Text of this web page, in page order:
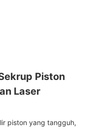
Piston
Laser
piston yang tangguh,